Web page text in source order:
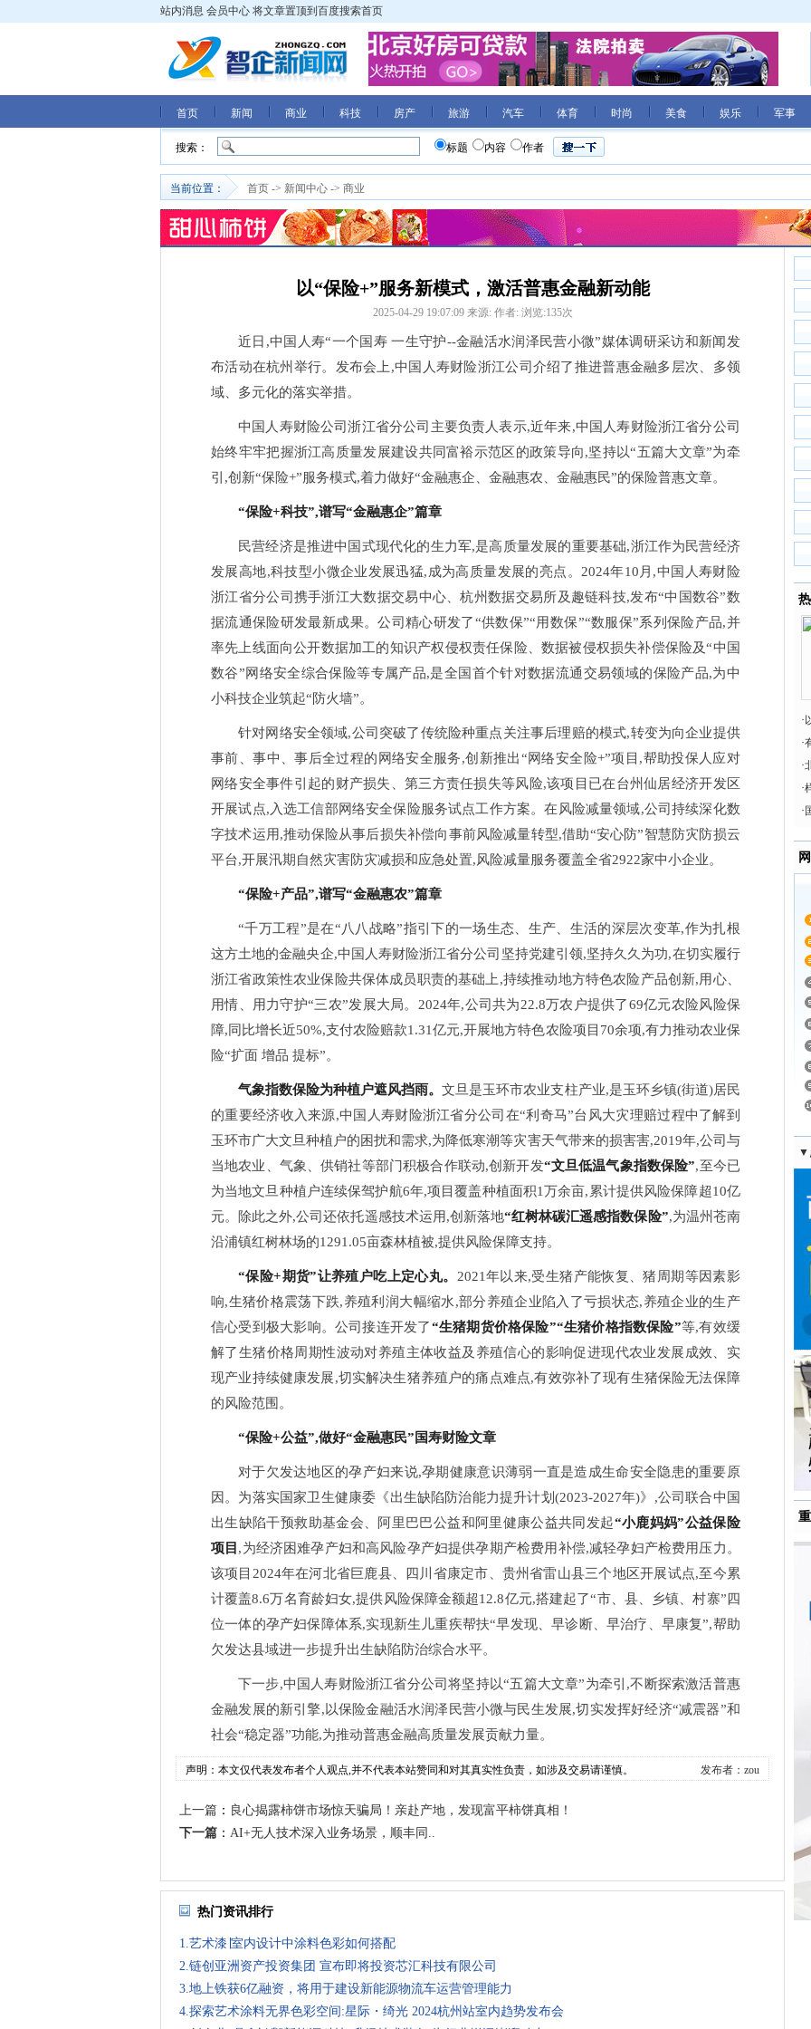
站内消息 会员中心 将文章置顶到百度搜索首页
首页 新闻 商业 科技 房产 旅游 汽车 体育 时尚 美食 娱乐 军事
搜索： 标题 内容 作者
当前位置： 首页 -> 新闻中心 -> 商业
以“保险+”服务新模式，激活普惠金融新动能
2025-04-29 19:07:09 来源: 作者: 浏览:135次
近日,中国人寿“一个国寿 一生守护--金融活水润泽民营小微”媒体调研采访和新闻发
布活动在杭州举行。发布会上,中国人寿财险浙江公司介绍了推进普惠金融多层次、多领
域、多元化的落实举措。
中国人寿财险公司浙江省分公司主要负责人表示,近年来,中国人寿财险浙江省分公司
始终牢牢把握浙江高质量发展建设共同富裕示范区的政策导向,坚持以“五篇大文章”为牵
引,创新“保险+”服务模式,着力做好“金融惠企、金融惠农、金融惠民”的保险普惠文章。
“保险+科技”,谱写“金融惠企”篇章
民营经济是推进中国式现代化的生力军,是高质量发展的重要基础,浙江作为民营经济
发展高地,科技型小微企业发展迅猛,成为高质量发展的亮点。2024年10月,中国人寿财险
浙江省分公司携手浙江大数据交易中心、杭州数据交易所及趣链科技,发布“中国数谷”数
据流通保险研发最新成果。公司精心研发了“供数保”“用数保”“数服保”系列保险产品,并
率先上线面向公开数据加工的知识产权侵权责任保险、数据被侵权损失补偿保险及“中国
数谷”网络安全综合保险等专属产品,是全国首个针对数据流通交易领域的保险产品,为中
小科技企业筑起“防火墙”。
针对网络安全领域,公司突破了传统险种重点关注事后理赔的模式,转变为向企业提供
事前、事中、事后全过程的网络安全服务,创新推出“网络安全险+”项目,帮助投保人应对
网络安全事件引起的财产损失、第三方责任损失等风险,该项目已在台州仙居经济开发区
开展试点,入选工信部网络安全保险服务试点工作方案。在风险减量领域,公司持续深化数
字技术运用,推动保险从事后损失补偿向事前风险减量转型,借助“安心防”智慧防灾防损云
平台,开展汛期自然灾害防灾减损和应急处置,风险减量服务覆盖全省2922家中小企业。
“保险+产品”,谱写“金融惠农”篇章
“千万工程”是在“八八战略”指引下的一场生态、生产、生活的深层次变革,作为扎根
这方土地的金融央企,中国人寿财险浙江省分公司坚持党建引领,坚持久久为功,在切实履行
浙江省政策性农业保险共保体成员职责的基础上,持续推动地方特色农险产品创新,用心、
用情、用力守护“三农”发展大局。2024年,公司共为22.8万农户提供了69亿元农险风险保
障,同比增长近50%,支付农险赔款1.31亿元,开展地方特色农险项目70余项,有力推动农业保
险“扩面 增品 提标”。
气象指数保险为种植户遮风挡雨。文旦是玉环市农业支柱产业,是玉环乡镇(街道)居民
的重要经济收入来源,中国人寿财险浙江省分公司在“利奇马”台风大灾理赔过程中了解到
玉环市广大文旦种植户的困扰和需求,为降低寒潮等灾害天气带来的损害害,2019年,公司与
当地农业、气象、供销社等部门积极合作联动,创新开发“文旦低温气象指数保险”,至今已
为当地文旦种植户连续保驾护航6年,项目覆盖种植面积1万余亩,累计提供风险保障超10亿
元。除此之外,公司还依托遥感技术运用,创新落地“红树林碳汇遥感指数保险”,为温州苍南
沿浦镇红树林场的1291.05亩森林植被,提供风险保障支持。
“保险+期货”让养殖户吃上定心丸。 2021年以来,受生猪产能恢复、猪周期等因素影
响,生猪价格震荡下跌,养殖利润大幅缩水,部分养殖企业陷入了亏损状态,养殖企业的生产
信心受到极大影响。公司接连开发了“生猪期货价格保险”“生猪价格指数保险”等,有效缓
解了生猪价格周期性波动对养殖主体收益及养殖信心的影响促进现代农业发展成效、实
现产业持续健康发展,切实解决生猪养殖户的痛点难点,有效弥补了现有生猪保险无法保障
的风险范围。
“保险+公益”,做好“金融惠民”国寿财险文章
对于欠发达地区的孕产妇来说,孕期健康意识薄弱一直是造成生命安全隐患的重要原
因。为落实国家卫生健康委《出生缺陷防治能力提升计划(2023-2027年)》,公司联合中国
出生缺陷干预救助基金会、阿里巴巴公益和阿里健康公益共同发起“小鹿妈妈”公益保险
项目 ,为经济困难孕产妇和高风险孕产妇提供孕期产检费用补偿,减轻孕妇产检费用压力。
该项目2024年在河北省巨鹿县、四川省康定市、贵州省雷山县三个地区开展试点,至今累
计覆盖8.6万名育龄妇女,提供风险保障金额超12.8亿元,搭建起了“市、县、乡镇、村寨”四
位一体的孕产妇保障体系,实现新生儿重疾帮扶“早发现、早诊断、早治疗、早康复”,帮助
欠发达县域进一步提升出生缺陷防治综合水平。
下一步,中国人寿财险浙江省分公司将坚持以“五篇大文章”为牵引,不断探索激活普惠
金融发展的新引擎,以保险金融活水润泽民营小微与民生发展,切实发挥好经济“减震器”和
社会“稳定器”功能,为推动普惠金融高质量发展贡献力量。
声明：本文仅代表发布者个人观点,并不代表本站赞同和对其真实性负责，如涉及交易请谨慎。 发布者：zou
上一篇 ： 良心揭露柿饼市场惊天骗局！亲赴产地，发现富平柿饼真相！
下一篇 ： AI+无人技术深入业务场景，顺丰同..
热门资讯排行
1.艺术漆∣室内设计中涂料色彩如何搭配
2.链创亚洲资产投资集团 宣布即将投资芯汇科技有限公司
3.地上铁获6亿融资，将用于建设新能源物流车运营管理能力
4.探索艺术涂料无界色彩空间:星际・绮光 2024杭州站室内趋势发布会
·
·
·
·
·
▼